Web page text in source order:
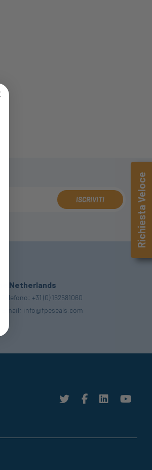
ISCRIVITI
Netherlands
Telefono: +31 (0) 162581060
Email: info@fpeseals.com
Richiesta Veloce